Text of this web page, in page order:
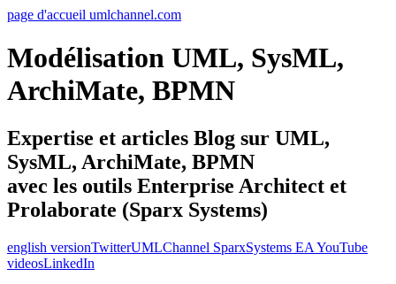
page d'accueil umlchannel.com
Modélisation UML, SysML,
ArchiMate, BPMN
Expertise et articles Blog sur UML,
SysML, ArchiMate, BPMN
avec les outils Enterprise Architect et
Prolaborate (Sparx Systems)
english versionTwitterUMLChannel SparxSystems EA YouTube
videosLinkedIn